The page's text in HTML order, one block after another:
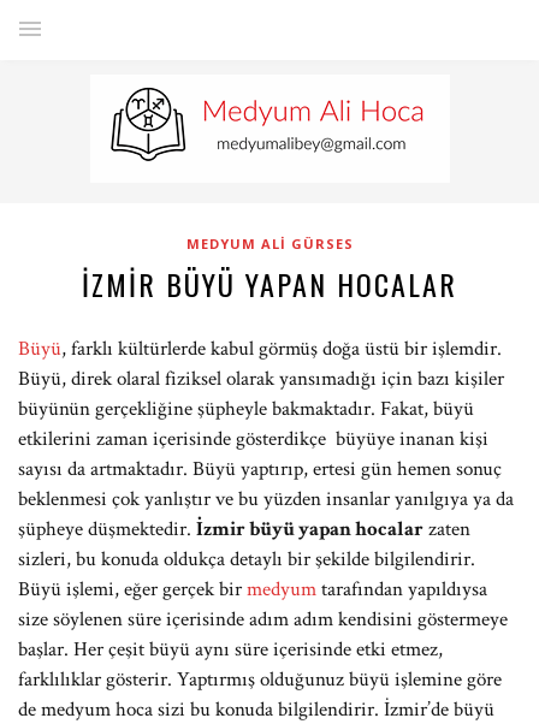
MEDYUM ALI GÜRSES
İZMIR BÜYÜ YAPAN HOCALAR
Büyü, farklı kültürlerde kabul görmüş doğa üstü bir işlemdir.
Büyü, direk olaral fiziksel olarak yansımadığı için bazı kişiler
büyünün gerçekliğine şüpheyle bakmaktadır. Fakat, büyü
etkilerini zaman içerisinde gösterdikçe büyüye inanan kişi
sayısı da artmaktadır. Büyü yaptırıp, ertesi gün hemen sonuç
beklenmesi çok yanlıştır ve bu yüzden insanlar yanılgıya ya da
şüpheye düşmektedir. İzmir büyü yapan hocalarzaten
sizleri, bu konuda oldukça detaylı bir şekilde bilgilendirir.
Büyü işlemi, eğer gerçek birmedyumtarafından yapıldıysa
size söylenen süre içerisinde adım adım kendisini göstermeye
başlar. Her çeşit büyü aynı süre içerisinde etki etmez,
farklılıklar gösterir. Yaptırmış olduğunuz büyü işlemine göre
de medyum hoca sizi bu konuda bilgilendirir. İzmir’de büyü